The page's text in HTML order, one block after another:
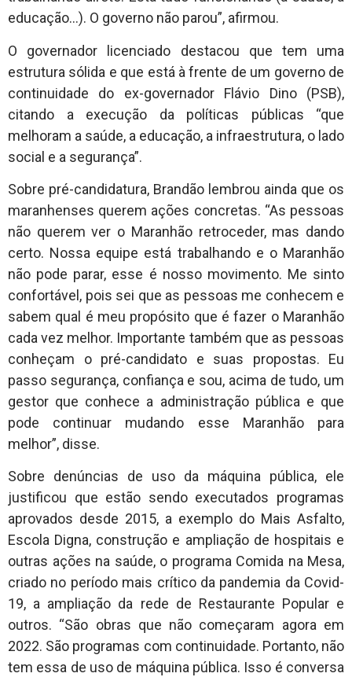
educação…). O governo não parou”, afirmou.
O governador licenciado destacou que tem uma
estrutura sólida e que está à frente de um governo de
continuidade do ex-governador Flávio Dino (PSB),
citando a execução da políticas públicas “que
melhoram a saúde, a educação, a infraestrutura, o lado
social e a segurança”.
Sobre pré-candidatura, Brandão lembrou ainda que os
maranhenses querem ações concretas. “As pessoas
não querem ver o Maranhão retroceder, mas dando
certo. Nossa equipe está trabalhando e o Maranhão
não pode parar, esse é nosso movimento. Me sinto
confortável, pois sei que as pessoas me conhecem e
sabem qual é meu propósito que é fazer o Maranhão
cada vez melhor. Importante também que as pessoas
conheçam o pré-candidato e suas propostas. Eu
passo segurança, confiança e sou, acima de tudo, um
gestor que conhece a administração pública e que
pode continuar mudando esse Maranhão para
melhor”, disse.
Sobre denúncias de uso da máquina pública, ele
justificou que estão sendo executados programas
aprovados desde 2015, a exemplo do Mais Asfalto,
Escola Digna, construção e ampliação de hospitais e
outras ações na saúde, o programa Comida na Mesa,
criado no período mais crítico da pandemia da Covid-
19, a ampliação da rede de Restaurante Popular e
outros. “São obras que não começaram agora em
2022. São programas com continuidade. Portanto, não
tem essa de uso de máquina pública. Isso é conversa